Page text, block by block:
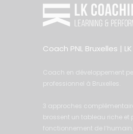
Coach PNL Bruxelles |
Coach en développement
professionnel à Bruxelles.
3 approches
brossent un tableau riche et
fonctionnement de l’humain.